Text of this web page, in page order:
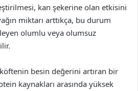
kan şekerine olan etkisini
miktarı arttıkça, bu durum
olumlu veya olumsuz
köftenin besin değerini artıran bir
kaynakları arasında yüksek